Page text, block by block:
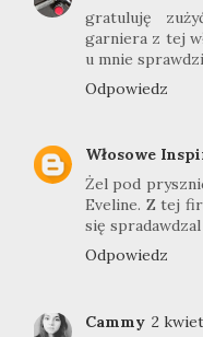
gratuluję
garniera z tej
u mnie sprawdzi
Odpowiedz
Włosowe
Żel pod
Eveline. Z tej
się spradawdzal
Odpowiedz
Cammy 2